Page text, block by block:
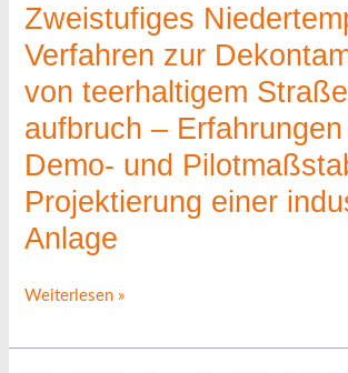
Wiederverwendung
von
Zweistufiges
Verfahren zur
von teerhaltigem
aufbruch –
Demo- und
Projektierung einer
Anlage
Zweistufiges
Niedertemperatur-
zur
Dekontamination
von
teerhaltigem
Straßen
aufbruch
im
Weiterlesen »